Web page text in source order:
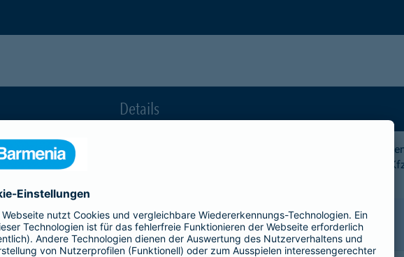
Details
die Ihnen nach einem Unfall durch die Vertragsstrafe und
Ihnen wegen einer unerlaubten Erweiterung des mit Ihrem
1, 2 oder 3 Tage bzw.
1, 2 oder 3 Wochen